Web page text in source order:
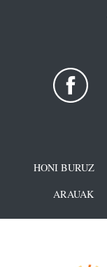
HONI BURUZ
ARAUAK